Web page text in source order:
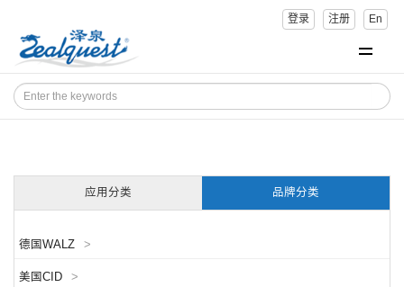
登录 注册 En
应用分类 品牌分类
德国WALZ >
美国CID >